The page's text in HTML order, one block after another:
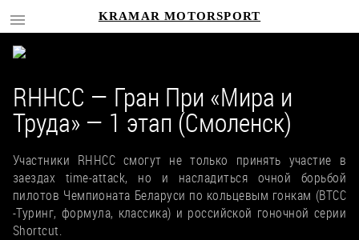
KRAMAR MOTORSPORT
RHHCC — Гран При «Мира и
Труда» — 1 этап (Смоленск)
Участники RHHCC смогут не только принять участие в
заездах time-attack, но и насладиться очной борьбой
пилотов Чемпионата Беларуси по кольцевым гонкам (BTCC
-Туринг, формула, классика) и российской гоночной серии
Shortcut.